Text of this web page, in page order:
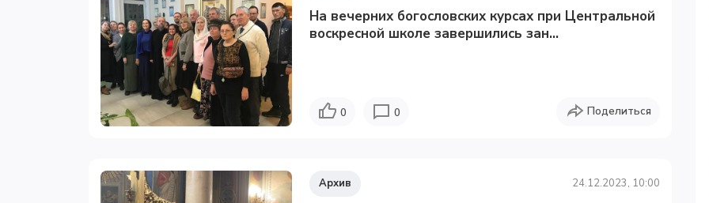
На вечерних богословских курсах при Центральной
воскресной школе завершились зан...
0 0 Поделиться
Архив 24.12.2023, 10:00